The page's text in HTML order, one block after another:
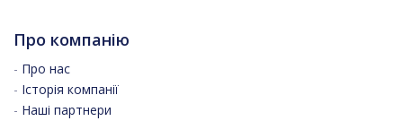
Про компанію
- Про нас
- Історія компанії
- Наші партнери